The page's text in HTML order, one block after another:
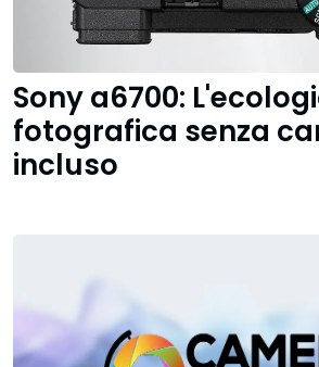
Sony a6700:
fotografica senza
incluso